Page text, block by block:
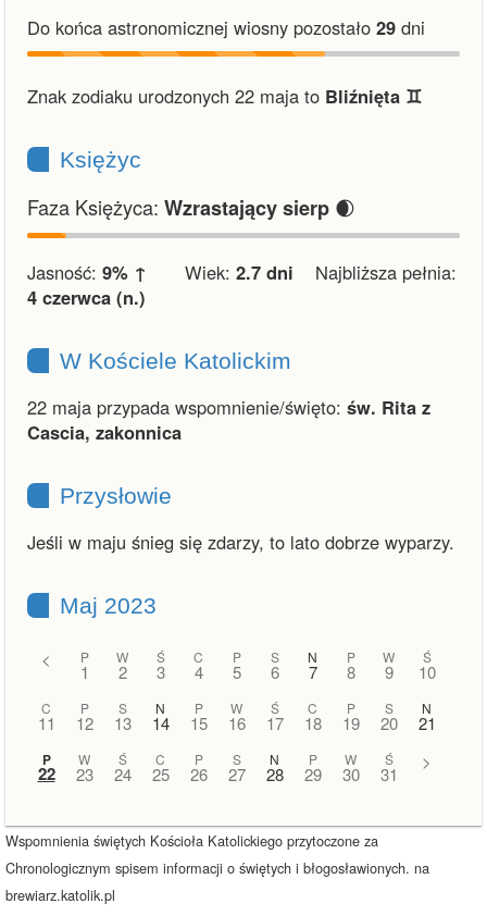
Do końca astronomicznej wiosny pozostało 29 dni
Znak zodiaku urodzonych 22 maja to Bliźnięta ♊︎
Księżyc
Faza Księżyca: Wzrastający sierp 🌒
Jasność: 9% ↑ Wiek: 2.7 dni Najbliższa pełnia:
4 czerwca (n.)
W Kościele Katolickim
22 maja przypada wspomnienie/święto: św. Rita z
Cascia, zakonnica
Przysłowie
Jeśli w maju śnieg się zdarzy, to lato dobrze wyparzy.
Maj 2023
< P
1
W
2
Ś
3
C
4
P
5
S
6
N
7
P
8
W
9
Ś
10
C
11
P
12
S
13
N
14
P
15
W
16
Ś
17
C
18
P
19
S
20
N
21
P
22
W
23
Ś
24
C
25
P
26
S
27
N
28
P
29
W
30
Ś
31
>
Wspomnienia świętych Kościoła Katolickiego przytoczone za
Chronologicznym spisem informacji o świętych i błogosławionych. na
brewiarz.katolik.pl